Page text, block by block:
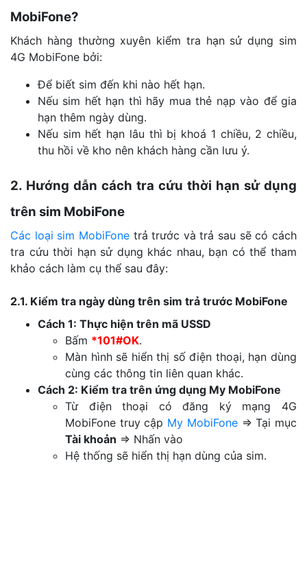
MobiFone?
Khách hàng thường xuyên kiểm tra hạn sử dụng sim
4G MobiFone bởi:
Để biết sim đến khi nào hết hạn.
Nếu sim hết hạn thì hãy mua thẻ nạp vào để gia
hạn thêm ngày dùng.
Nếu sim hết hạn lâu thì bị khoá 1 chiều, 2 chiều,
thu hồi về kho nên khách hàng cần lưu ý.
2. Hướng dẫn cách tra cứu thời hạn sử dụng
trên sim MobiFone
Các loại sim MobiFonetrả trước và trả sau sẽ có cách
tra cứu thời hạn sử dụng khác nhau, bạn có thể tham
khảo cách làm cụ thể sau đây:
2.1. Kiểm tra ngày dùng trên sim trả trước MobiFone
Cách 1: Thực hiện trên mã USSD
Bấm *101#OK.
Màn hình sẽ hiển thị số điện thoại, hạn dùng
cùng các thông tin liên quan khác.
Cách 2: Kiểm tra trên ứng dụng My MobiFone
Từ điện thoại có đăng ký mạng 4G
MobiFone truy cập My MobiFone⇒ Tại mục
Tài khoản ⇒ Nhấn vào
Hệ thống sẽ hiển thị hạn dùng của sim.